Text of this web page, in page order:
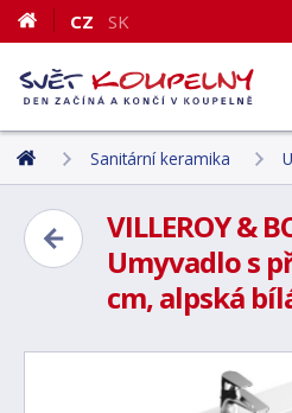
CZ SK
Sanitární keramika
VILLEROY &
Umyvadlo s
cm, alpská